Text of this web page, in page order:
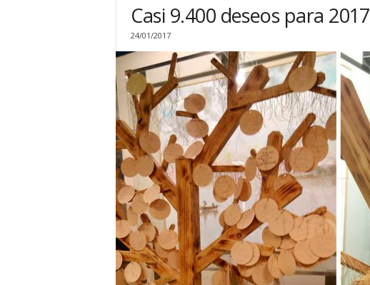
N
A
R
T
E
R
R
C
R
U
C
E
S
Casi 9.400 deseos para 2017
24/01/2017